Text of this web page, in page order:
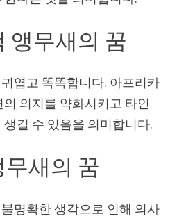
앵무새의 꿈
엽고 똑똑합니다. 아프리카
의지를 약화시키고 타인
길 수 있음을 의미합니다.
새의 꿈
명확한 생각으로 인해 의사